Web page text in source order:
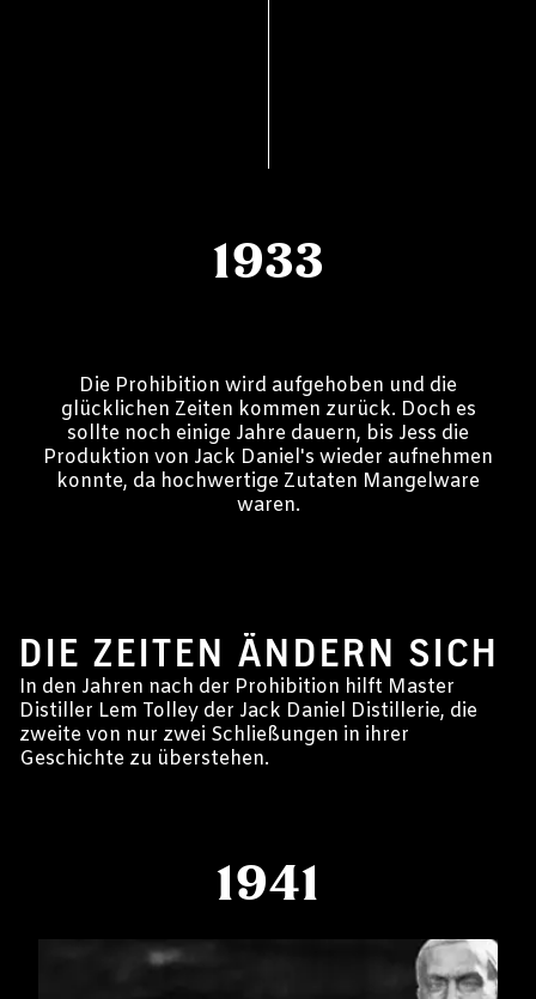
1933
Die Prohibition wird aufgehoben und die
glücklichen Zeiten kommen zurück. Doch es
sollte noch einige Jahre dauern, bis Jess die
Produktion von Jack Daniel's wieder aufnehmen
konnte, da hochwertige Zutaten Mangelware
waren.
DIE ZEITEN ÄNDERN SICH
In den Jahren nach der Prohibition hilft Master
Distiller Lem Tolley der Jack Daniel Distillerie, die
zweite von nur zwei Schließungen in ihrer
Geschichte zu überstehen.
1941